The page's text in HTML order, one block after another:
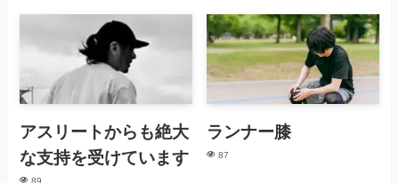
アスリートからも絶大
な支持を受けています
89
ランナー膝
87